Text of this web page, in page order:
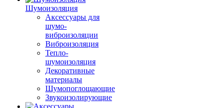
Шумоизоляция
Аксессуары для
шумо-
виброизоляции
Виброизоляция
Тепло-
шумоизоляция
Декоративные
материалы
Шумопоглощающие
Звукоизолирующие